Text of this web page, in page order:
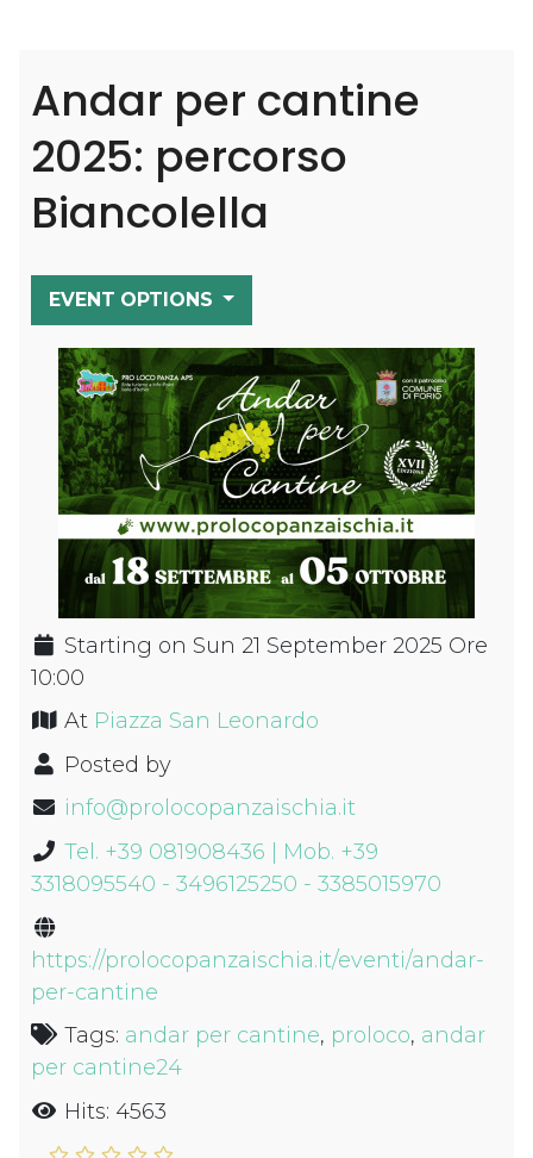
Andar per cantine
2025: percorso
Biancolella
EVENT OPTIONS
Starting on Sun 21 September 2025 Ore
10:00
At Piazza San Leonardo
Posted by
info@prolocopanzaischia.it
Tel. +39 081908436 | Mob. +39
3318095540 - 3496125250 - 3385015970
https://prolocopanzaischia.it/eventi/andar-
per-cantine
Tags: andar per cantine, proloco, andar
per cantine24
Hits: 4563